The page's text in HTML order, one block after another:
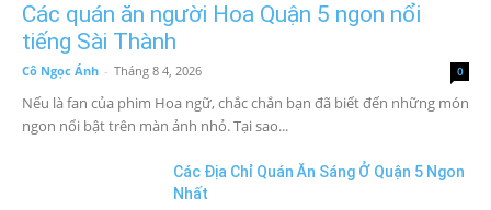
Các quán ăn người Hoa Quận 5 ngon nổi
tiếng Sài Thành
Cô Ngọc Ánh - Tháng 8 4, 2026 0
Nếu là fan của phim Hoa ngữ, chắc chắn bạn đã biết đến những món
ngon nổi bật trên màn ảnh nhỏ. Tại sao...
Các Địa Chỉ Quán Ăn Sáng Ở Quận 5 Ngon
Nhất